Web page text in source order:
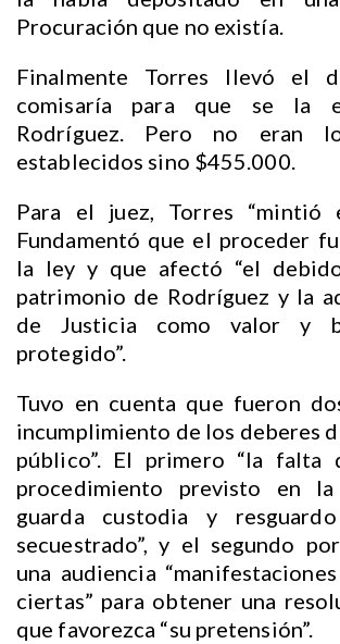
Procuración que no existía.
Finalmente Torres llevó el
comisaría para que se la
Rodríguez. Pero no eran
establecidos sino $455.000.
Para el juez, Torres “mintió
Fundamentó que el proceder
la ley y que afectó “el
patrimonio de Rodríguez y la
de Justicia como valor y
protegido”.
Tuvo en cuenta que fueron
incumplimiento de los deberes
público”. El primero “la falta
procedimiento previsto en
guarda custodia y
secuestrado”, y el segundo
una audiencia
ciertas” para obtener una
que favorezca “su pretensión”.